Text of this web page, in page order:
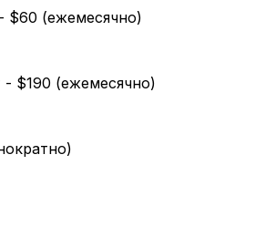
$60 (ежемесячно)
- $190 (ежемесячно)